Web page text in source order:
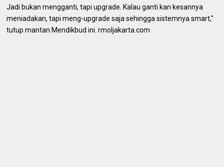
Jadi bukan mengganti, tapi upgrade. Kalau ganti kan kesannya
meniadakan, tapi meng-upgrade saja sehingga sistemnya smart,"
tutup mantan Mendikbud ini. rmoljakarta.com